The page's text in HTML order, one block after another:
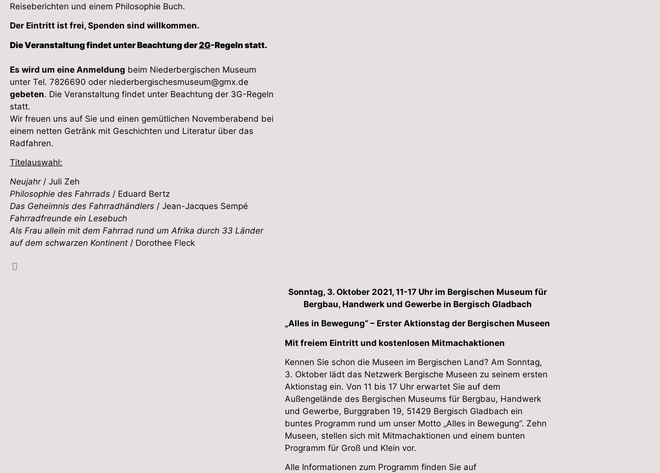
Reiseberichten und einem Philosophie Buch.
Der Eintritt ist frei, Spenden sind willkommen.
Die Veranstaltung findet unter Beachtung der2G-Regeln statt.
Es wird um eine Anmeldung beim Niederbergischen Museum
unter Tel. 7826690 oder niederbergischesmuseum@gmx.de
gebeten. Die Veranstaltung findet unter Beachtung der 3G-Regeln
statt.
Wir freuen uns auf Sie und einen gemütlichen Novemberabend bei
einem netten Getränk mit Geschichten und Literatur über das
Radfahren.
Titelauswahl:
Neujahr/ Juli Zeh
Philosophie des Fahrrads / Eduard Bertz
Das Geheimnis des Fahrradhändlers / Jean-Jacques Sempé
Fahrradfreunde ein Lesebuch
Als Frau allein mit dem Fahrrad rund um Afrika durch 33 Länder
auf dem schwarzen Kontinent / Dorothee Fleck
Sonntag, 3. Oktober 2021, 11-17 Uhr im Bergischen Museum für
Bergbau, Handwerk und Gewerbe in Bergisch Gladbach
„Alles in Bewegung“ – Erster Aktionstag der Bergischen Museen
Mit freiem Eintritt und kostenlosen Mitmachaktionen
Kennen Sie schon die Museen im Bergischen Land? Am Sonntag,
3. Oktober lädt das Netzwerk Bergische Museen zu seinem ersten
Aktionstag ein. Von 11 bis 17 Uhr erwartet Sie auf dem
Außengelände des Bergischen Museums für Bergbau, Handwerk
und Gewerbe, Burggraben 19, 51429 Bergisch Gladbach ein
buntes Programm rund um unser Motto „Alles in Bewegung“. Zehn
Museen, stellen sich mit Mitmachaktionen und einem bunten
Programm für Groß und Klein vor.
Alle Informationen zum Programm finden Sie auf